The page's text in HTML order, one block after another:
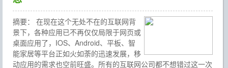
摘要： 在现在这个无处不在的互联网背
景下，各种应用已不再仅仅局限于网页或
桌面应用了，IOS、Android、平板、智
能家居等平台正如火如荼的迅速发展，移
动应用的需求也空前旺盛。所有的互联网公司都不想错过这一次